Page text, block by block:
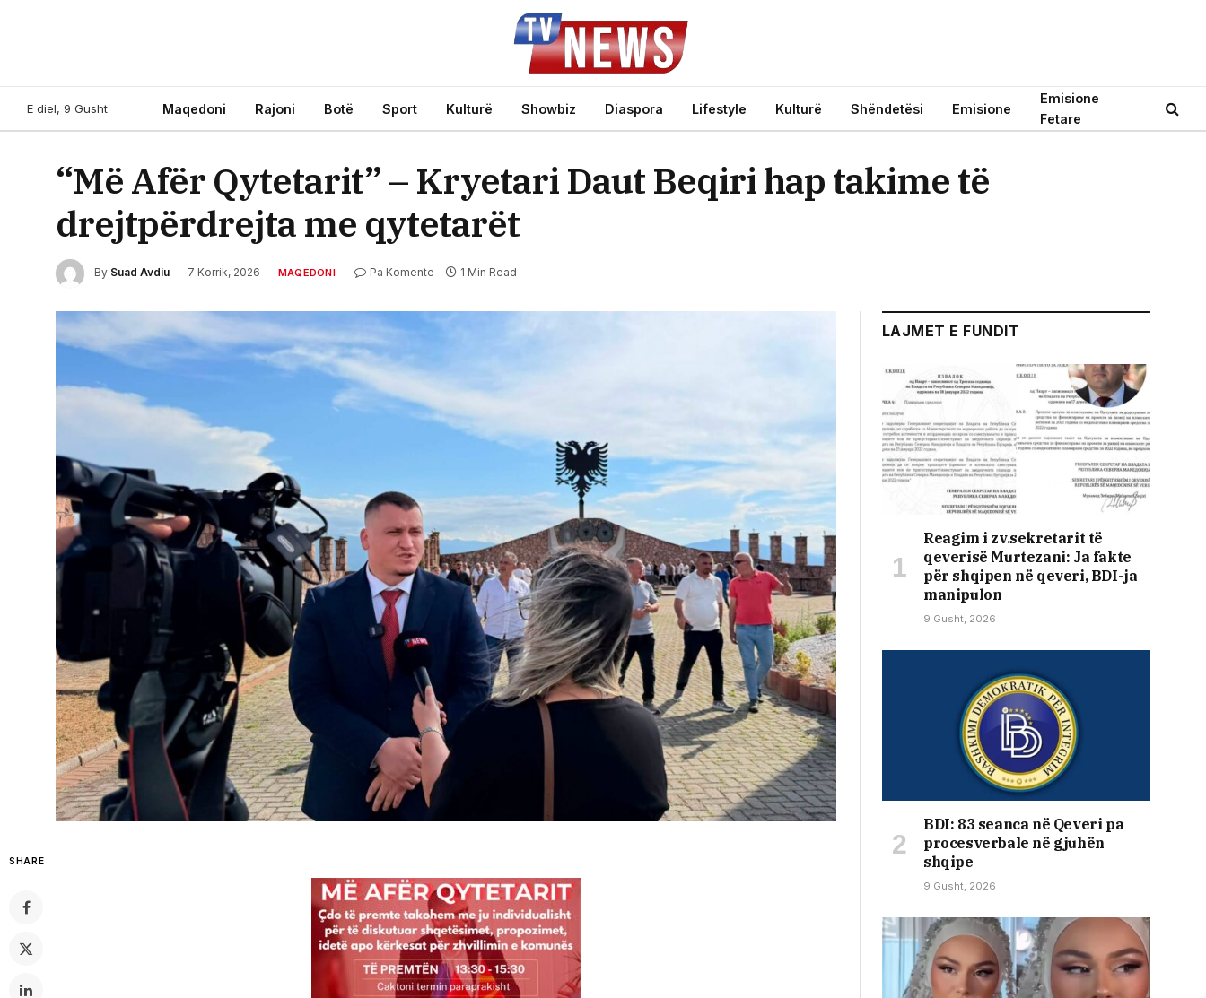
E diel, 9 Gusht Maqedoni Rajoni Botë Sport Kulturë Showbiz Diaspora Lifestyle Kulturë Shëndetësi Emisione
Emisione
Fetare
“Më Afër Qytetarit” – Kryetari Daut Beqiri hap takime të
drejtpërdrejta me qytetarët
By Suad Avdiu 7 Korrik, 2026 MAQEDONI Pa Komente 1 Min Read
SHARE
LAJMET E FUNDIT
Reagim i zv.sekretarit të
qeverisë Murtezani: Ja fakte
për shqipen në qeveri, BDI-ja
manipulon
9 Gusht, 2026
BDI: 83 seanca në Qeveri pa
procesverbale në gjuhën
shqipe
9 Gusht, 2026